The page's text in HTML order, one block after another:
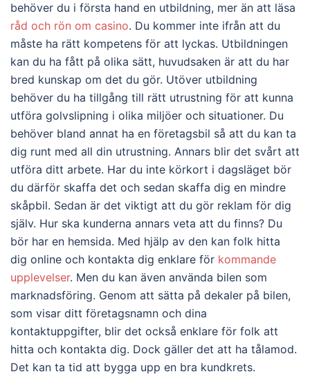
behöver du i första hand en utbildning, mer än att läsa
råd och rön om casino. Du kommer inte ifrån att du
måste ha rätt kompetens för att lyckas. Utbildningen
kan du ha fått på olika sätt, huvudsaken är att du har
bred kunskap om det du gör. Utöver utbildning
behöver du ha tillgång till rätt utrustning för att kunna
utföra golvslipning i olika miljöer och situationer. Du
behöver bland annat ha en företagsbil så att du kan ta
dig runt med all din utrustning. Annars blir det svårt att
utföra ditt arbete. Har du inte körkort i dagsläget bör
du därför skaffa det och sedan skaffa dig en mindre
skåpbil. Sedan är det viktigt att du gör reklam för dig
själv. Hur ska kunderna annars veta att du finns? Du
bör har en hemsida. Med hjälp av den kan folk hitta
dig online och kontakta dig enklare för kommande
upplevelser. Men du kan även använda bilen som
marknadsföring. Genom att sätta på dekaler på bilen,
som visar ditt företagsnamn och dina
kontaktuppgifter, blir det också enklare för folk att
hitta och kontakta dig. Dock gäller det att ha tålamod.
Det kan ta tid att bygga upp en bra kundkrets.